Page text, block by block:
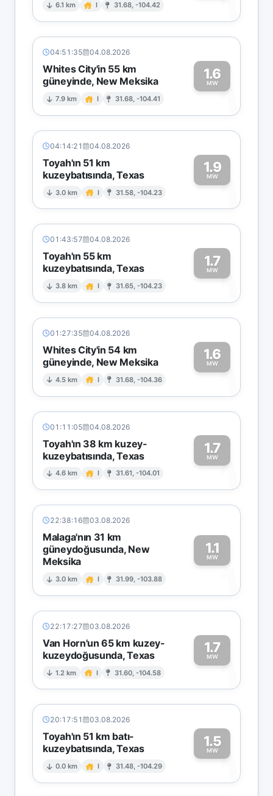
6.1 km I 31.68, -104.42
04:51:35 04.08.2026
Whites City'in 55 km
güneyinde, New Meksika
7.9 km I 31.68, -104.41
1.6
MW1
04:14:21 04.08.2026
Toyah'ın 51 km
kuzeybatısında, Texas
3.0 km I 31.58, -104.23
1.9
MW1
01:43:57 04.08.2026
Toyah'ın 55 km
kuzeybatısında, Texas
3.8 km I 31.65, -104.23
1.7
MW1
01:27:35 04.08.2026
Whites City'in 54 km
güneyinde, New Meksika
4.5 km I 31.68, -104.36
1.6
MW1
01:11:05 04.08.2026
Toyah'ın 38 km kuzey-
kuzeybatısında, Texas
4.6 km I 31.61, -104.01
1.7
MW1
22:38:16 03.08.2026
Malaga'nın 31 km
güneydoğusunda, New
Meksika
3.0 km I 31.99, -103.88
1.1
MW
1
22:17:27 03.08.2026
Van Horn'un 65 km kuzey-
kuzeydoğusunda, Texas
1.2 km I 31.60, -104.58
1.7
MW1
20:17:51 03.08.2026
Toyah'ın 51 km batı-
kuzeybatısında, Texas
0.0 km I 31.48, -104.29
1.5
MW1